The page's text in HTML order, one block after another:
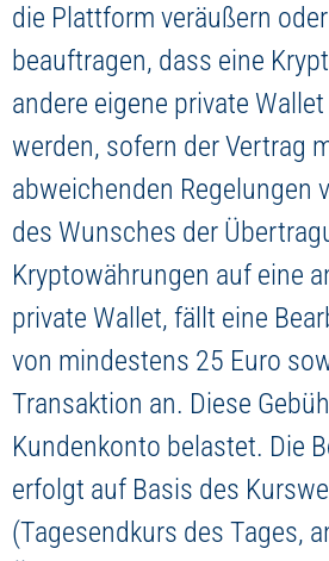
die Plattform veräußern
beauftragen, dass eine
andere eigene private
werden, sofern der Vertrag
abweichenden Regelungen
des Wunsches der
Kryptowährungen auf eine
private Wallet, fällt eine
von mindestens 25 Euro
Transaktion an. Diese
Kundenkonto belastet. Die
erfolgt auf Basis des
(Tagesendkurs des Tages,